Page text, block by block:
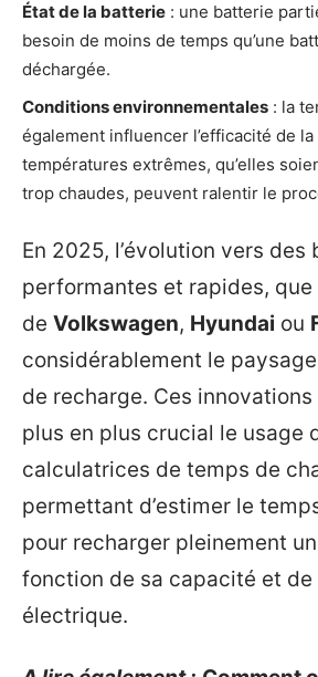
État de la batterie : une batterie
besoin de moins de temps qu’une
déchargée.
Conditions environnementales : la
également influencer l’efficacité de la
températures extrêmes, qu’elles
trop chaudes, peuvent ralentir le
En 2025, l’évolution vers
performantes et rapides,
de Volkswagen, Hyundai ou
considérablement le
de recharge. Ces
plus en plus crucial le usage
calculatrices de temps de
permettant d’estimer le
pour recharger pleinement
fonction de sa capacité et de
électrique.